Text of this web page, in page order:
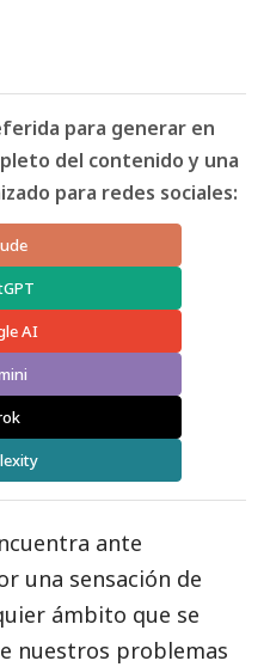
para generar en
del contenido y una
para redes sociales:
AI
ante
una sensación de
ámbito que se
nuestros problemas